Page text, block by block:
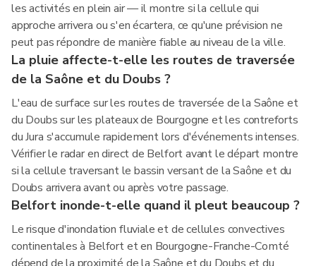
les activités en plein air — il montre si la cellule qui
approche arrivera ou s'en écartera, ce qu'une prévision ne
peut pas répondre de manière fiable au niveau de la ville.
La pluie affecte-t-elle les routes de traversée
de la Saône et du Doubs ?
L'eau de surface sur les routes de traversée de la Saône et
du Doubs sur les plateaux de Bourgogne et les contreforts
du Jura s'accumule rapidement lors d'événements intenses.
Vérifier le radar en direct de Belfort avant le départ montre
si la cellule traversant le bassin versant de la Saône et du
Doubs arrivera avant ou après votre passage.
Belfort inonde-t-elle quand il pleut beaucoup ?
Le risque d'inondation fluviale et de cellules convectives
continentales à Belfort et en Bourgogne-Franche-Comté